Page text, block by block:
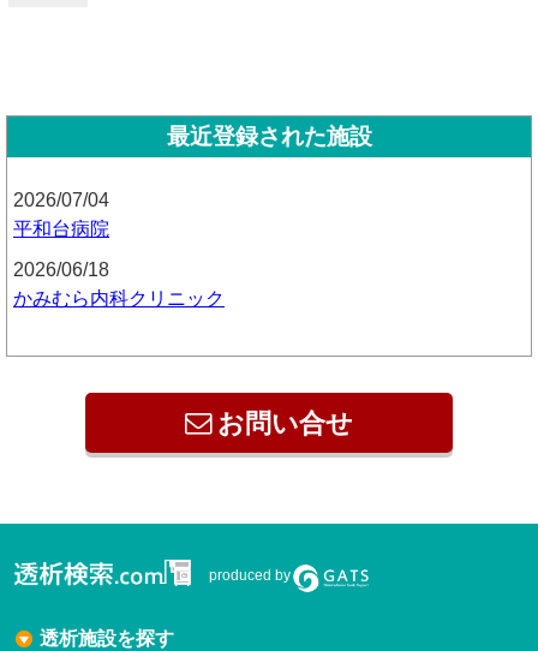
最近登録された施設
2026/07/04
平和台病院
2026/06/18
かみむら内科クリニック
お問い合せ
produced by
透析施設を探す